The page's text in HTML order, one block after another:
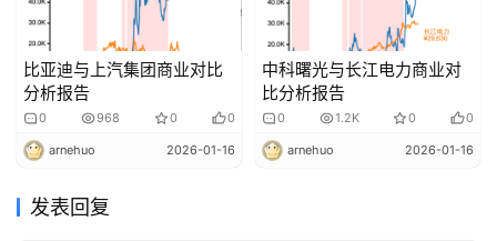
比亚迪与上汽集团商业对比
分析报告
0 968 0 0
arnehuo 2026-01-16
中科曙光与长江电力商业对
比分析报告
0 1.2K 0 0
arnehuo 2026-01-16
发表回复